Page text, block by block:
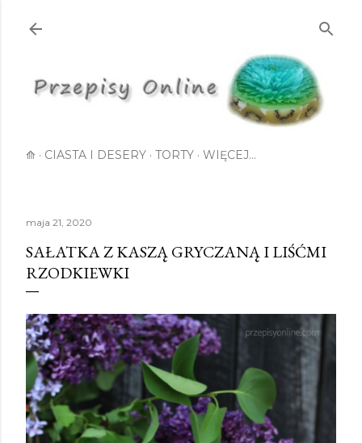
⟰ CIASTA I DESERY TORTY WIĘCEJ…
maja 21, 2020
SAŁATKA Z KASZĄ GRYCZANĄ I LIŚĆMI
RZODKIEWKI